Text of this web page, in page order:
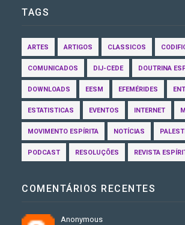
TAGS
ARTES ARTIGOS CLASSICOS
COMUNICADOS DIJ-CEDE DOUTRINA
DOWNLOADS EESM EFEMÉRIDES
ESTATISTICAS EVENTOS INTERNET
MOVIMENTO ESPÍRITA NOTÍCIAS
PODCAST RESOLUÇÕES REVISTA
COMENTÁRIOS RECENTES
Anonymous